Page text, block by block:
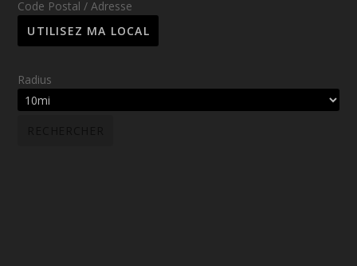
Code Postal / Adresse
Radius